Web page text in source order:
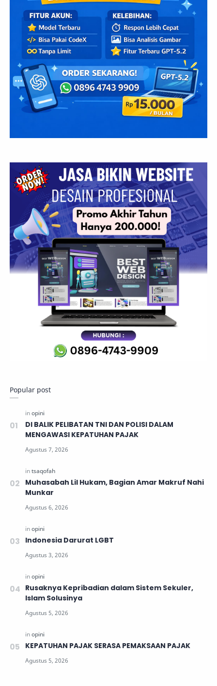
Popular post
DI BALIK PELIBATAN TNI DAN POLISI DALAM
MENGAWASI KEPATUHAN PAJAK
Muhasabah Lil Hukam, Bagian Amar Makruf Nahi
Munkar
Indonesia Darurat LGBT
Rusaknya Kepribadian dalam Sistem Sekuler,
Islam Solusinya
KEPATUHAN PAJAK SERASA PEMAKSAAN PAJAK